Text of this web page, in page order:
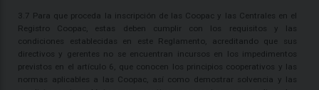
3.7 Para que proceda la inscripción de las Coopac y las Centrales en el
Registro Coopac, estas deben cumplir con los requisitos y las
condiciones establecidas en este Reglamento, acreditando que sus
directivos y gerentes no se encuentran incursos en los impedimentos
previstos en el artículo 6, que conocen los principios cooperativos y las
normas aplicables a las Coopac, así como demostrar solvencia y las